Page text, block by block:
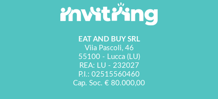
EAT AND BUY SRL
Viia Pascoli, 46
55100 - Lucca (LU)
REA: LU - 232027
P.I.: 02515560460
Cap. Soc. € 80.000,00